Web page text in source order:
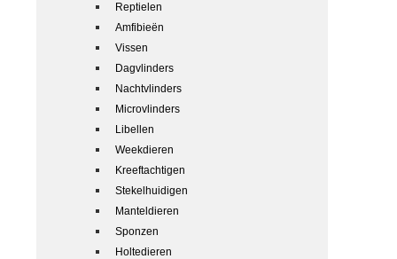
Reptielen
Amfibieën
Vissen
Dagvlinders
Nachtvlinders
Microvlinders
Libellen
Weekdieren
Kreeftachtigen
Stekelhuidigen
Manteldieren
Sponzen
Holtedieren